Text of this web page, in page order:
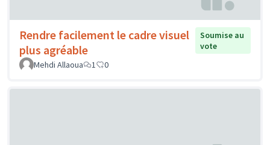
Rendre facilement le cadre visuel
plus agréable
Soumise au
vote
Mehdi Allaoua
1 0